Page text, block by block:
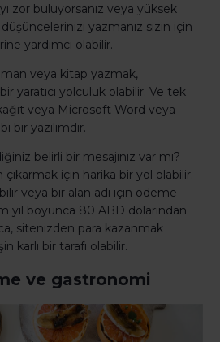
zor buluyorsanız veya yüksek
düşüncelerinizi yazmanız sizin için
yardımcı olabilir.
veya kitap yazmak,
yaratıcı yolculuk olabilir. Ve tek
veya Microsoft Word veya
yazılımdır.
belirli bir mesajınız var mı?
için harika bir yol olabilir.
veya bir alan adı için ödeme
yıl boyunca 80 ABD dolarından
sitenizden para kazanmak
karlı bir tarafı olabilir.
ve gastronomi